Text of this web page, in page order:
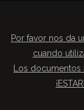
Por favor nos da
cuando
Los